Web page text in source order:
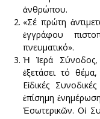
ἀνθρώπου.
«Σέ πρώτη
ἐγγράφου
πνευματικό».
Ἡ Ἱερά
ἐξετάσει τό
Εἰδικές
ἐπίσημη
Ἐσωτερικῶν. Οἱ